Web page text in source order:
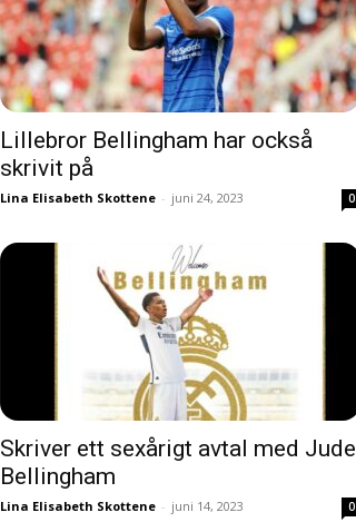
Lillebror Bellingham har också
skrivit på
Lina Elisabeth Skottene - juni 24, 2023 0
Skriver ett sexårigt avtal med Jude
Bellingham
Lina Elisabeth Skottene - juni 14, 2023 0